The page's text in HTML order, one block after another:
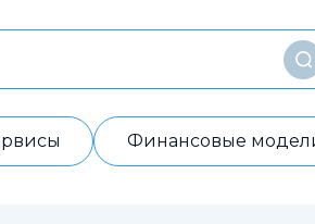
Финансовые